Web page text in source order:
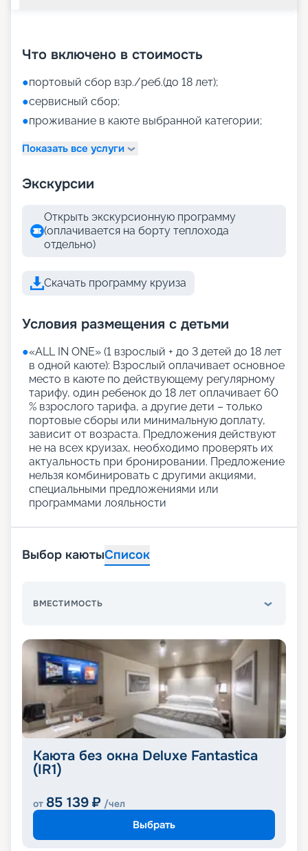
Что включено в стоимость
●портовый сбор взр./реб.(до 18 лет);
●сервисный сбор;
●проживание в каюте выбранной категории;
Показать все услуги
Экскурсии
Открыть экскурсионную программу
(оплачивается на борту теплохода
отдельно)
Скачать программу круиза
Условия размещения с детьми
●«АLL IN ONE» (1 взрослый + до 3 детей до 18 лет
в одной каюте): Взрослый оплачивает основное
место в каюте по действующему регулярному
тарифу, один ребенок до 18 лет оплачивает 60
% взрослого тарифа, а другие дети – только
портовые сборы или минимальную доплату,
зависит от возраста. Предложения действуют
не на всех круизах, необходимо проверять их
актуальность при бронировании. Предложение
нельзя комбинировать с другими акциями,
специальными предложениями или
программами лояльности
Выбор каютыСписок
ВМЕСТИМОСТЬ
Каюта без окна Deluxe Fantastica
(IR1)
от 85 139 ₽ /чел
Выбрать